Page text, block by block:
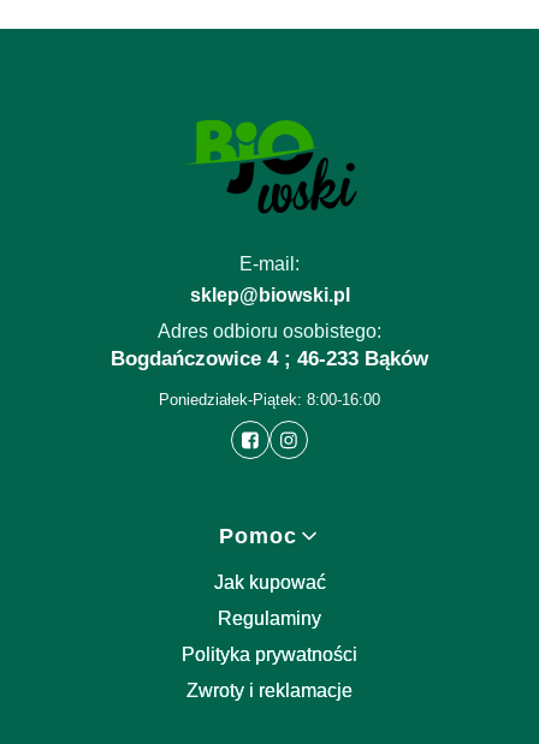
E-mail:
sklep@biowski.pl
Adres odbioru osobistego:
Bogdańczowice 4 ; 46-233 Bąków
Poniedziałek-Piątek: 8:00-16:00
Pomoc
Jak kupować
Regulaminy
Polityka prywatności
Zwroty i reklamacje